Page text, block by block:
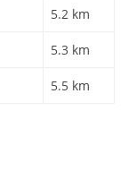
5.2 km
5.3 km
5.5 km